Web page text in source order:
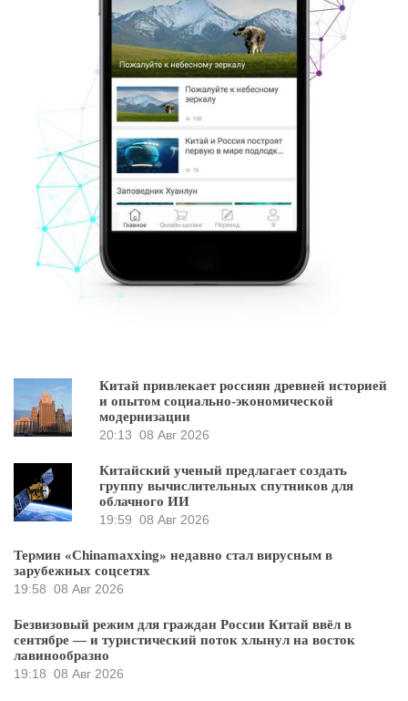
Китай привлекает россиян древней историей
и опытом социально-экономической
модернизации
20:13 08 Авг 2026
Китайский ученый предлагает создать
группу вычислительных спутников для
облачного ИИ
19:59 08 Авг 2026
Термин «Chinamaxxing» недавно стал вирусным в
зарубежных соцсетях
19:58 08 Авг 2026
Безвизовый режим для граждан России Китай ввёл в
сентябре — и туристический поток хлынул на восток
лавинообразно
19:18 08 Авг 2026